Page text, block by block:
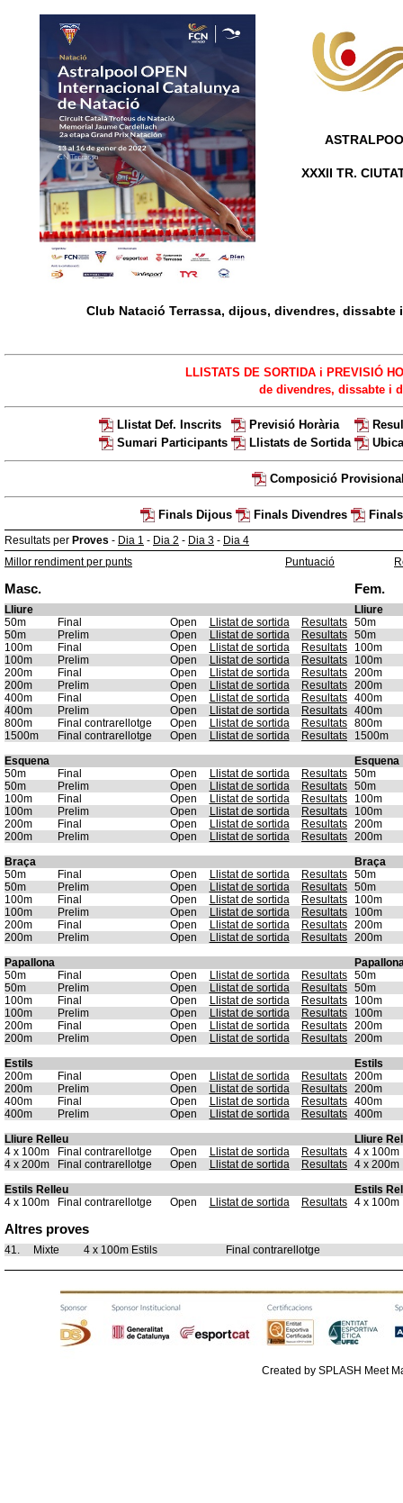
XXXII TR.
Club Natació Terrassa, dijous, divendres, dissabte
LLISTATS DE SORTIDA i PREVISIÓ
de divendres, dissabte i
Llistat Def. Inscrits Previsió Horària
Sumari Participants
Llistats de Sortida
Composició
Finals Dijous Finals Divendres
Resultats per Proves - Dia 1 - Dia 2 - Dia 3 - Dia 4
Millor rendiment per punts
Puntuació
Masc. Fem.
Lliure
Lliure
50m
Final Open Llistat de sortida Resultats 50m
50m
Prelim Open Llistat de sortida Resultats 50m
100m
Final Open Llistat de sortida Resultats
100m
100m
Prelim Open Llistat de sortida Resultats
100m
200m
Final Open Llistat de sortida Resultats 200m
200m
Prelim Open Llistat de sortida Resultats 200m
400m
Final Open Llistat de sortida Resultats 400m
400m
Prelim Open Llistat de sortida Resultats 400m
800m
Final contrarellotge Open Llistat de sortida Resultats 800m
1500m
Final contrarellotge Open Llistat de sortida Resultats
1500m
Esquena
Esquena
50m
Final Open Llistat de sortida Resultats 50m
50m
Prelim Open Llistat de sortida Resultats 50m
100m
Final Open Llistat de sortida Resultats
100m
100m
Prelim Open Llistat de sortida Resultats
100m
200m
Final Open Llistat de sortida Resultats 200m
200m
Prelim Open Llistat de sortida Resultats 200m
Braça
Braça
50m
Final Open Llistat de sortida Resultats 50m
50m
Prelim Open Llistat de sortida Resultats 50m
100m
Final Open Llistat de sortida Resultats
100m
100m
Prelim Open Llistat de sortida Resultats
100m
200m
Final Open Llistat de sortida Resultats 200m
200m
Prelim Open Llistat de sortida Resultats 200m
Papallona
50m
Final Open Llistat de sortida Resultats 50m
50m
Prelim Open Llistat de sortida Resultats 50m
100m
Final Open Llistat de sortida Resultats
100m
100m
Prelim Open Llistat de sortida Resultats
100m
200m
Final Open Llistat de sortida Resultats 200m
200m
Prelim Open Llistat de sortida Resultats 200m
Estils
Estils
200m
Final Open Llistat de sortida Resultats 200m
200m
Prelim Open Llistat de sortida Resultats 200m
400m
Final Open Llistat de sortida Resultats 400m
400m
Prelim Open Llistat de sortida Resultats 400m
Lliure Relleu
Lliure
4 x 100m
Final contrarellotge Open Llistat de sortida Resultats 4 x 100m
4 x 200m
Final contrarellotge Open Llistat de sortida Resultats 4 x 200m
Estils Relleu
Estils
4 x 100m
Final contrarellotge Open Llistat de sortida Resultats 4 x 100m
Altres proves
41. Mixte 4 x 100m Estils Final contrarellotge
Created by SPLASH Meet